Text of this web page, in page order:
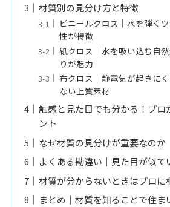
材質別の見分け方と特徴
ビニールクロス｜水を弾く
性が特徴
紙クロス｜水を吸い込む自
りが魅力
布クロス｜静電気が起きに
ない上質素材
触感と見た目でも分かる！プロ
ント
なぜ材質の見分けが重要なのか
よくある勘違い｜見た目が似て
材質が分からないときはプロに
まとめ｜材質を知ることで住